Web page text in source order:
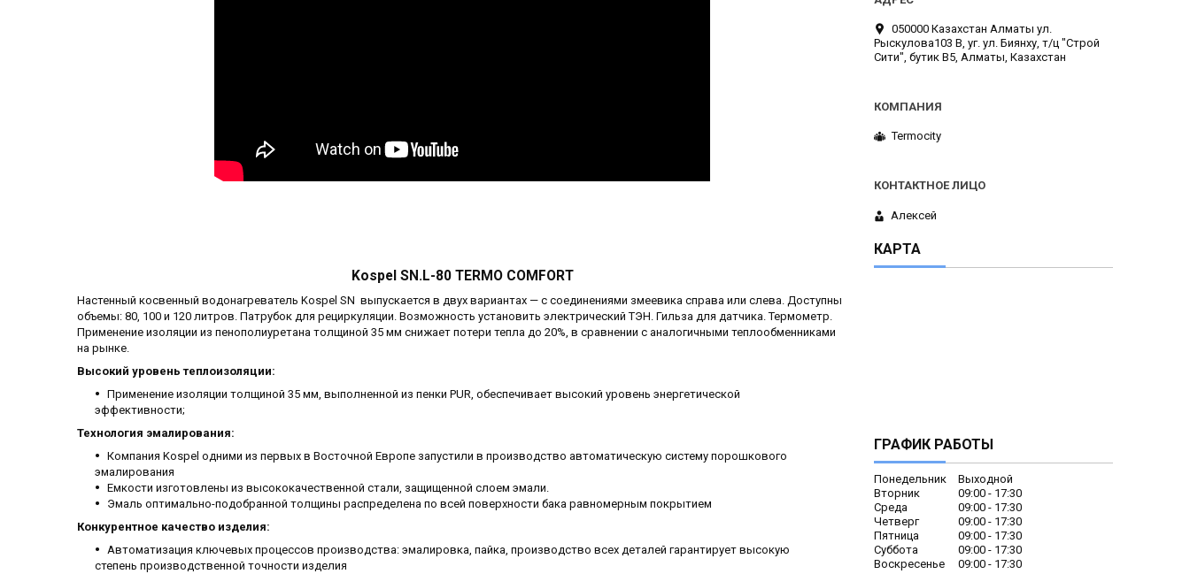
Kospel SN.L-80 TERMO COMFORT
Настенный косвенный водонагреватель Kospel SN выпускается в двух вариантах — с соединениями змеевика справа или слева. Доступны
объемы: 80, 100 и 120 литров. Патрубок для рециркуляции. Возможность установить электрический ТЭН. Гильза для датчика. Термометр.
Применение изоляции из пенополиуретана толщиной 35 мм снижает потери тепла до 20%, в сравнении с аналогичными теплообменниками
на рынке.
Высокий уровень теплоизоляции:
Применение изоляции толщиной 35 мм, выполненной из пенки PUR, обеспечивает высокий уровень энергетической
эффективности;
Технология эмалирования:
Компания Kospel одними из первых в Восточной Европе запустили в производство автоматическую систему порошкового
эмалирования
Емкости изготовлены из высококачественной стали, защищенной слоем эмали.
Эмаль оптимально-подобранной толщины распределена по всей поверхности бака равномерным покрытием
Конкурентное качество изделия:
Автоматизация ключевых процессов производства: эмалировка, пайка, производство всех деталей гарантирует высокую
степень производственной точности изделия
050000 Казахстан Алматы ул.
Рыскулова103 В, уг. ул. Биянху, т/ц "Строй
Сити", бутик В5, Алматы, Казахстан
Termocity
Алексей
КАРТА
ГРАФИК РАБОТЫ
Понедельник
Выходной
Вторник
09:00
17:30
Среда
09:00
17:30
Четверг
09:00
17:30
Пятница
09:00
17:30
Суббота
09:00
17:30
Воскресенье
09:00 17:30